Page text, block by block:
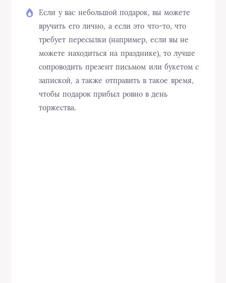
Если у вас небольшой подарок, вы можете
вручить его лично, а если это что-то, что
требует пересылки (например, если вы не
можете находиться на празднике), то лучше
сопроводить презент письмом или букетом с
запиской, а также отправить в такое время,
чтобы подарок прибыл ровно в день
торжества.